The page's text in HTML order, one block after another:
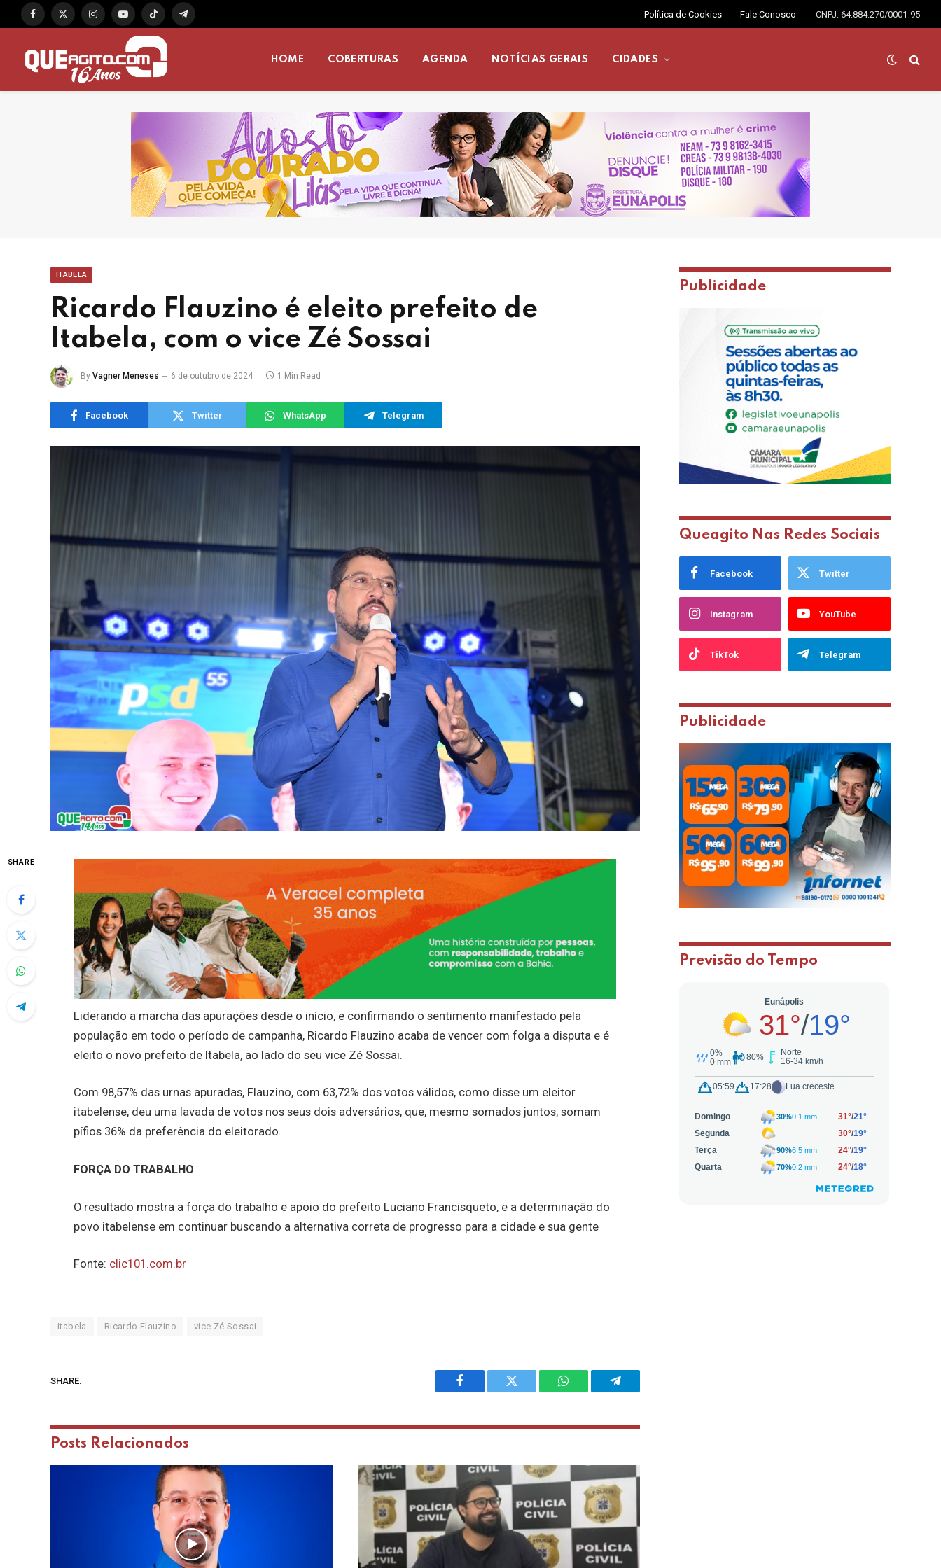
Facebook
X
InstagramYouTubeTikTok Telegram
Política de Cookies Fale Conosco CNPJ: 64.884.270/0001-95
HOME COBERTURAS AGENDA NOTÍCIAS GERAIS CIDADES
ITABELA
Ricardo Flauzino é eleito prefeito de
Itabela, com o vice Zé Sossai
By Vagner Meneses 6 de outubro de 2024 1 Min Read
Facebook Twitter WhatsApp Telegram
SHARE
Liderando a marcha das apurações desde o início, e confirmando o sentimento manifestado pela
população em todo o período de campanha, Ricardo Flauzino acaba de vencer com folga a disputa e é
eleito o novo prefeito de Itabela, ao lado do seu vice Zé Sossai.
Com 98,57% das urnas apuradas, Flauzino, com 63,72% dos votos válidos, como disse um eleitor
itabelense, deu uma lavada de votos nos seus dois adversários, que, mesmo somados juntos, somam
pífios 36% da preferência do eleitorado.
FORÇA DO TRABALHO
O resultado mostra a força do trabalho e apoio do prefeito Luciano Francisqueto, e a determinação do
povo itabelense em continuar buscando a alternativa correta de progresso para a cidade e sua gente
Fonte: clic101.com.br
itabela Ricardo Flauzino vice Zé Sossai
SHARE.
Facebook Twitter WhatsAppTelegram
Posts Relacionados
Publicidade
Queagito Nas Redes Sociais
Facebook Twitter
Instagram YouTube
TikTok Telegram
Publicidade
Previsão do Tempo